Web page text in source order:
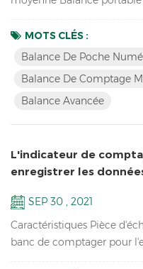
proportion de moules, elles
côté. tellement unique !
rechange dans l'entrepôt
gra...
MOTS CLÉS :
Balance De Poche
Balance De Comptage
Balance Avancée
L'indicateur de
enregistrer les
SEP 30 , 2021
Caractéristiques Pièce
banc de comptager pour